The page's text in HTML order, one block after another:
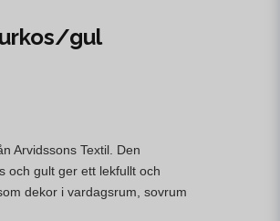
gul
Arvidssons Textil. Den
och gult ger ett lekfullt och
dekor i vardagsrum, sovrum